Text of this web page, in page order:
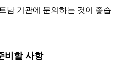
남 기관에 문의하는 것이 좋습
비할 사항